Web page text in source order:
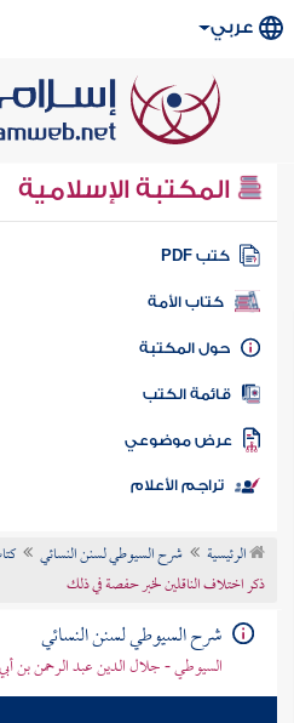
عربي
المكتبة الإسلامية
كتب PDF
كتاب الأمة
المكتبة
الكتب
موضوعي
تراجم الأعلام
الرئيسية شرح السيوطي لسنن النسائي
ذكر اختلاف الناقلين لخبر حفصة في ذلك
شرح السيوطي لسنن النسائي
السيوطي - جلال الدين عبد الرحمن بن